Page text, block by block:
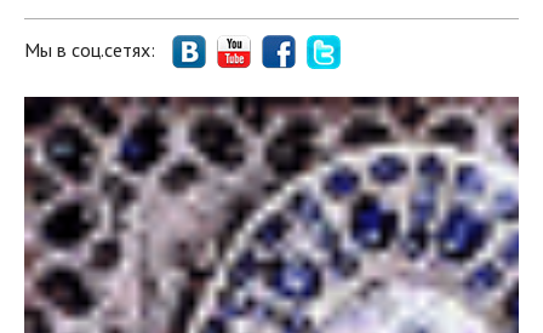
Мы в соц.сетях: